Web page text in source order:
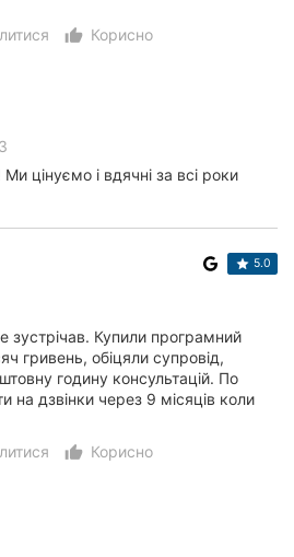
thumb_up_alt
Корисно
цінуємо і вдячні за всі роки
5.0
зустрічав. Купили програмний
гривень, обіцяли супровід,
годину консультацій. По
на дзвінки через 9 місяців коли
л...
thumb_up_alt
Корисно